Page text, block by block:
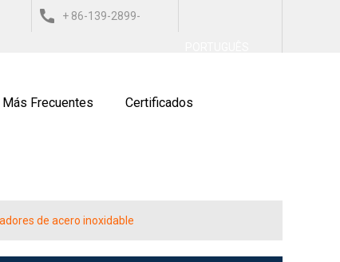
+ 86-139-2899-
Frecuentes Certificados
de acero inoxidable